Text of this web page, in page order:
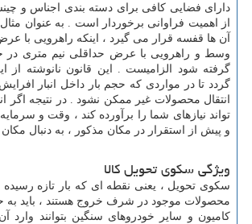
دارای فضایی کافی برای دسته بندی اجناس و
از اهمیت فراوانی برخوردار است . به عنوان مثال
وسط و راهرویی با عرض حداقلی نیم متری در
گرفته شود الزامیست . این قانون نانوشته از
گردد تا در مواردی که حجم بار داخل انبار افرایش
انتقال محصولات غیر ممکن نشود . در نتیجه اگر
تواند نیازهای شما را برآورده کند ، وقت و
و پیش از استقرار در مکان مذکور ، به دنبال
ویژگی سکوی تحویل کالا
سکوی تحویل ، یعنی نقطه ای که بار تازه
محصولات موجود در شرف خروج هستند ، باید به
کامیون و سایر خودروهای سنگین بتوانند وارد